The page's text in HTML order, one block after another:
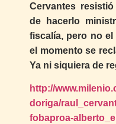
Cervantes
de hacerlo
fiscalía, pero no
el momento se
Ya ni siquiera de
http://
doriga/
fobaproa-